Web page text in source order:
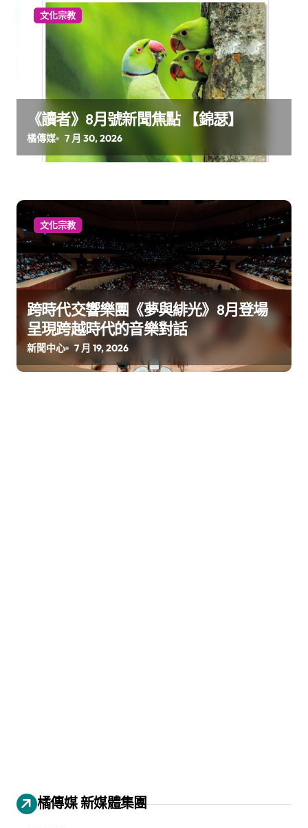
文化宗教
《讀者》8月號新聞焦點 【錦瑟】
橘傳媒 7 月 30, 2026
文化宗教
跨時代交響樂團《夢與緋光》8⽉登場
呈現跨越時代的⾳樂對話
新聞中心 7 月 19, 2026
橘傳媒 新媒體集團